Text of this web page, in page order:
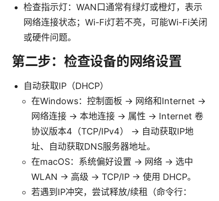
检查指示灯：WAN口通常有绿灯或橙灯，表示
网络连接状态；Wi-Fi灯若不亮，可能Wi-Fi关闭
或硬件问题。
第二步：检查设备的网络设置
自动获取IP（DHCP）
在Windows：控制面板 -> 网络和Internet ->
网络连接 -> 本地连接 -> 属性 -> Internet 卷
协议版本4（TCP/IPv4） -> 自动获取IP地
址、自动获取DNS服务器地址。
在macOS：系统偏好设置 -> 网络 -> 选中
WLAN -> 高级 -> TCP/IP -> 使用 DHCP。
若遇到IP冲突，尝试释放/续租（命令行：